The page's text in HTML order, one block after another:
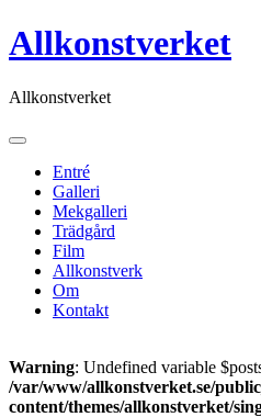
Skip
to
Allkonstverket
Allkonstverket
Entré
Galleri
Mekgalleri
Trädgård
Film
Allkonstverk
Om
Kontakt
Warning: Undefined variable
/var/www/allkonstverket.se/
content/themes/allkonstverket/